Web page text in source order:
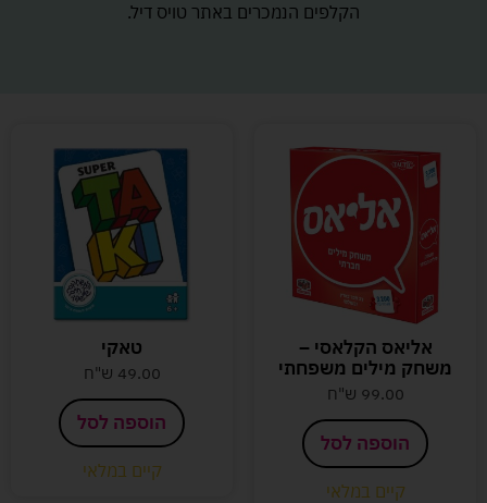
הקלפים הנמכרים באתר טויס דיל.
אליאס הקלאסי –
משחק מילים משפחתי
99.00 ש"ח
הוספה לסל
קיים במלאי
טאקי
49.00 ש"ח
הוספה לסל
קיים במלאי